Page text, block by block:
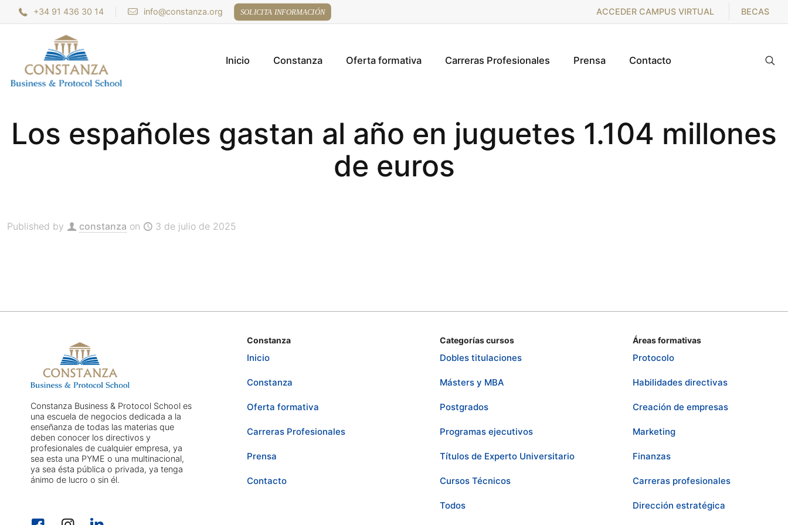
+34 91 436 30 14 info@constanza.org SOLICITA INFORMACIÓN ACCEDER CAMPUS VIRTUAL BECAS
Inicio Constanza Oferta formativa Carreras Profesionales Prensa Contacto
Los españoles gastan al año en juguetes 1.104 millones
de euros
Published by constanza on 3 de julio de 2025
Constanza Business & Protocol School es
una escuela de negocios dedicada a la
enseñanza de todas las materias que
deben conocer los directivos y
profesionales de cualquier empresa, ya
sea esta una PYME o una multinacional,
ya sea ésta pública o privada, ya tenga
ánimo de lucro o sin él.
Constanza
Inicio
Constanza
Oferta formativa
Carreras Profesionales
Prensa
Contacto
Categorías cursos
Dobles titulaciones
Másters y MBA
Postgrados
Programas ejecutivos
Títulos de Experto Universitario
Cursos Técnicos
Todos
Áreas formativas
Protocolo
Habilidades directivas
Creación de empresas
Marketing
Finanzas
Carreras profesionales
Dirección estratégica